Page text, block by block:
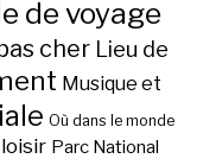
de voyage
cher Lieu de
Musique et
Où dans le monde
Parc National